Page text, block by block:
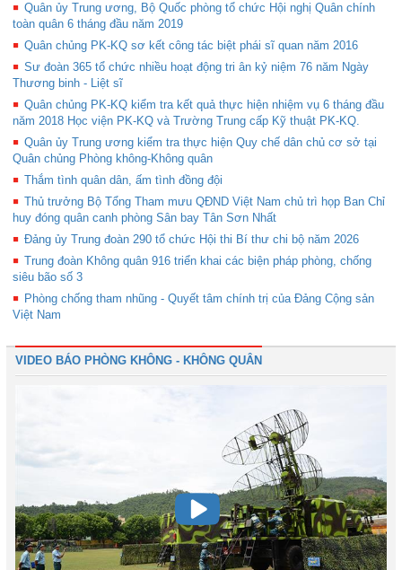
Quân ủy Trung ương, Bộ Quốc phòng tổ chức Hội nghị Quân chính
toàn quân 6 tháng đầu năm 2019
Quân chủng PK-KQ sơ kết công tác biệt phái sĩ quan năm 2016
Sư đoàn 365 tổ chức nhiều hoạt động tri ân kỷ niệm 76 năm Ngày
Thương binh - Liệt sĩ
Quân chủng PK-KQ kiểm tra kết quả thực hiện nhiệm vụ 6 tháng đầu
năm 2018 Học viện PK-KQ và Trường Trung cấp Kỹ thuật PK-KQ.
Quân ủy Trung ương kiểm tra thực hiện Quy chế dân chủ cơ sở tại
Quân chủng Phòng không-Không quân
Thắm tình quân dân, ấm tình đồng đội
Thủ trưởng Bộ Tổng Tham mưu QĐND Việt Nam chủ trì họp Ban Chỉ
huy đóng quân canh phòng Sân bay Tân Sơn Nhất
Đảng ủy Trung đoàn 290 tổ chức Hội thi Bí thư chi bộ năm 2026
Trung đoàn Không quân 916 triển khai các biện pháp phòng, chống
siêu bão số 3
Phòng chống tham nhũng - Quyết tâm chính trị của Đảng Cộng sản
Việt Nam
VIDEO BÁO PHÒNG KHÔNG - KHÔNG QUÂN